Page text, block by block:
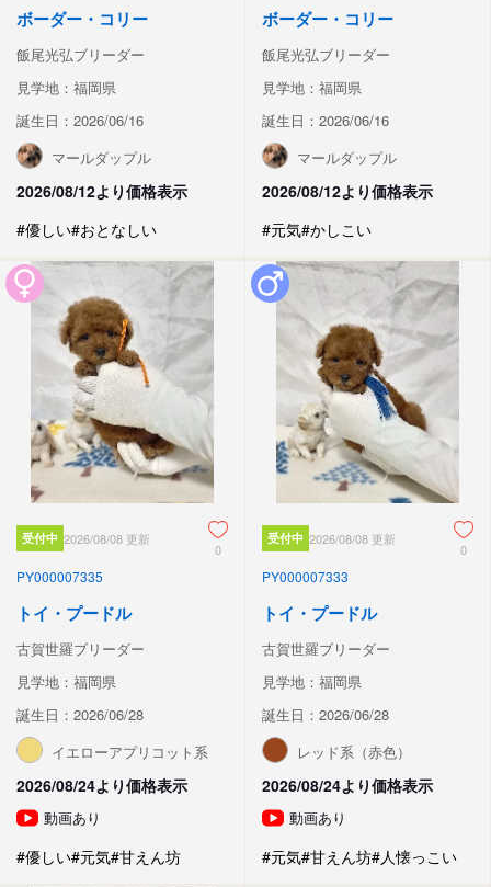
ボーダー・コリー
飯尾光弘ブリーダー
見学地：福岡県
誕生日：2026/06/16
マールダップル
2026/08/12より価格表示
#優しい#おとなしい
ボーダー・コリー
飯尾光弘ブリーダー
見学地：福岡県
誕生日：2026/06/16
マールダップル
2026/08/12より価格表示
#元気#かしこい
受付中 2026/08/08 更新
0
PY000007335
トイ・プードル
古賀世羅ブリーダー
見学地：福岡県
誕生日：2026/06/28
イエローアプリコット系
2026/08/24より価格表示
動画あり
#優しい#元気#甘えん坊
受付中 2026/08/08 更新
0
PY000007333
トイ・プードル
古賀世羅ブリーダー
見学地：福岡県
誕生日：2026/06/28
レッド系（赤色）
2026/08/24より価格表示
動画あり
#元気#甘えん坊#人懐っこい